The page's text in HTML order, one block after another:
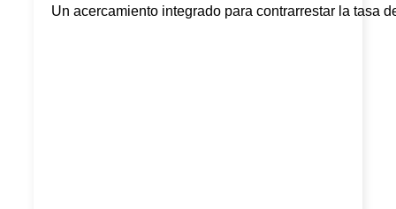
Un acercamiento integrado para contrarrestar la tasa